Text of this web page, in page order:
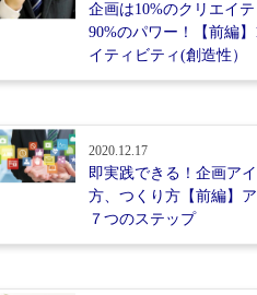
企画は10%のクリエイ
90%のパワー！【前編
イティビティ(創造性）
2020.12.17
即実践できる！企画ア
方、つくり方【前編】
７つのステップ